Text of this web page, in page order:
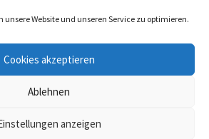
unsere Website und unseren Service zu optimieren.
Cookies akzeptieren
Ablehnen
anzeigen
der Stadt Nieheim im Kreis
Nordrhein-Westfalen.